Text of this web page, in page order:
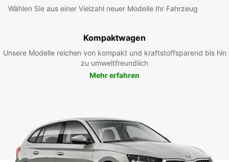
Wählen Sie aus einer Vielzahl neuer Modelle Ihr Fahrzeug
Kompaktwagen
Unsere Modelle reichen von kompakt und kraftstoffsparend bis hin
zu umweltfreundlich
Mehr erfahren